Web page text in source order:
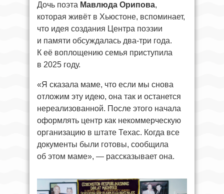
Дочь поэта Мавлюда Орипова,
которая живёт в Хьюстоне, вспоминает,
что идея создания Центра поэзии
и памяти обсуждалась два-три года.
К её воплощению семья приступила
в 2025 году.
«Я сказала маме, что если мы снова
отложим эту идею, она так и останется
нереализованной. После этого начала
оформлять центр как некоммерческую
организацию в штате Техас. Когда все
документы были готовы, сообщила
об этом маме», — рассказывает она.